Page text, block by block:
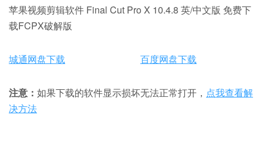
苹果视频剪辑软件 Final Cut Pro X 10.4.8 英/中文版 免费下
载FCPX破解版
城通网盘下载 百度网盘下载
注意： 如果下载的软件显示损坏无法正常打开， 点我查看解
决方法